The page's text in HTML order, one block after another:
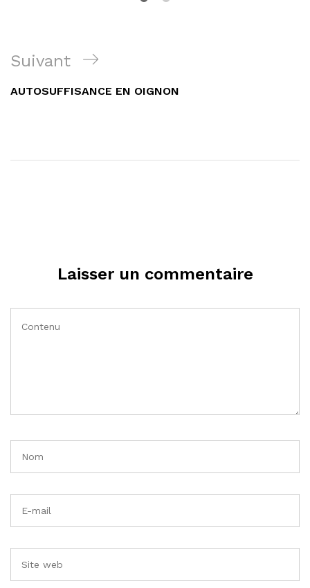
Navigation
de
Article
suivant
Suivant
AUTOSUFFISANCE EN OIGNON
Laisser un commentaire